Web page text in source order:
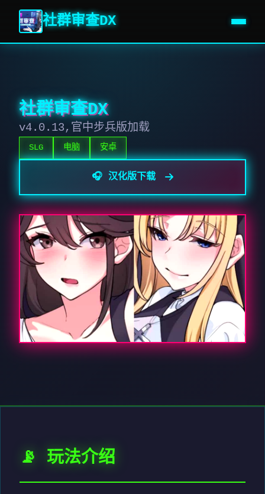
社群审查DX
社群审查DX
v4.0.13,官中步兵版加载
SLG 电脑 安卓
🎧 汉化版下载
📡 玩法介绍